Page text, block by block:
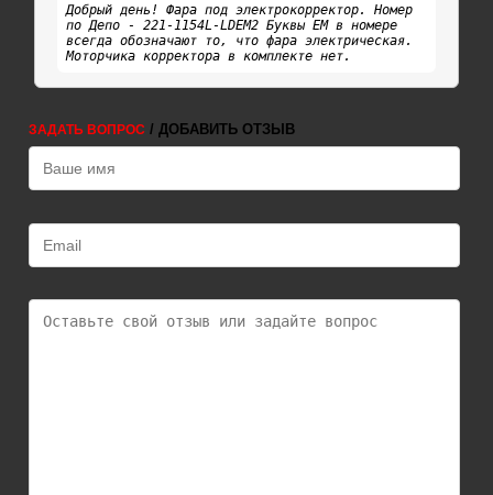
Добрый день! Фара под электрокорректор. Номер
по Депо - 221-1154L-LDEM2 Буквы ЕМ в номере
всегда обозначают то, что фара электрическая.
Моторчика корректора в комплекте нет.
ЗАДАТЬ ВОПРОС / ДОБАВИТЬ ОТЗЫВ